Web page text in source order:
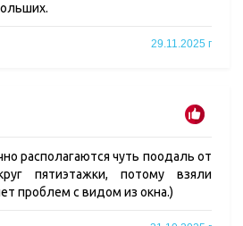
29.11.2025 г
располагаются чуть поодаль от
пятиэтажки, потому взяли
проблем с видом из окна.)